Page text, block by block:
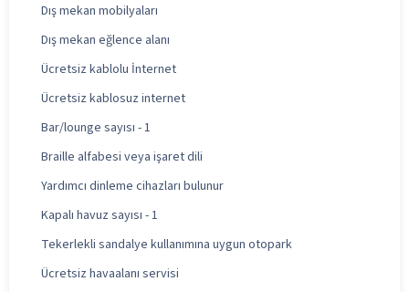
Dış mekan mobilyaları
Dış mekan eğlence alanı
Ücretsiz kablolu İnternet
Ücretsiz kablosuz internet
Bar/lounge sayısı - 1
Braille alfabesi veya işaret dili
Yardımcı dinleme cihazları bulunur
Kapalı havuz sayısı - 1
Tekerlekli sandalye kullanımına uygun otopark
Ücretsiz havaalanı servisi